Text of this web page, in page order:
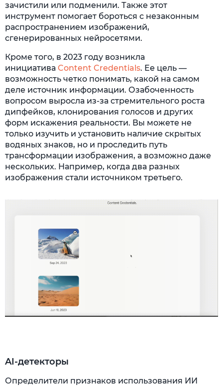
зачистили или подменили. Также этот
инструмент помогает бороться с незаконным
распространением изображений,
сгенерированных нейросетями.
Кроме того, в 2023 году возникла
инициатива Content Credentials. Ее цель —
возможность четко понимать, какой на самом
деле источник информации. Озабоченность
вопросом выросла из-за стремительного роста
дипфейков, клонирования голосов и других
форм искажения реальности. Вы можете не
только изучить и установить наличие скрытых
водяных знаков, но и проследить путь
трансформации изображения, а возможно даже
нескольких. Например, когда два разных
изображения стали источником третьего.
AI-детекторы
Определители признаков использования ИИ